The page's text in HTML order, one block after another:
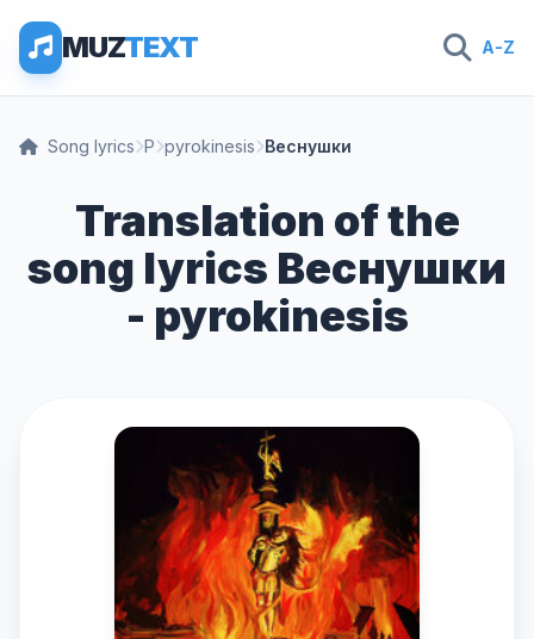
MUZTEXT A-Z
Song lyrics P pyrokinesis Веснушки
Translation of the
song lyrics Веснушки
- pyrokinesis